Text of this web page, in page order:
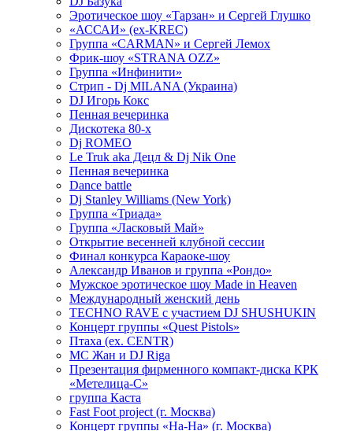
Эротическое шоу «Тарзан» и Сергей Глушко
«АССАИ» (ex-KREC)
Группа «CARMAN» и Сергей Лемох
Фрик-шоу «STRANA OZZ»
Группа «Инфинити»
Стрип - Dj MILANA (Украина)
DJ Игорь Кокс
Пенная вечеринка
Дискотека 80-х
Dj ROMEO
Le Truk aka Децл & Dj Nik One
Пенная вечеринка
Dance battle
Dj Stanley Williams (New York)
Группа «Триада»
Группа «Ласковый Май»
Открытие весенней клубной сессии
Финал конкурса Караоке-шоу
Александр Иванов и группа «Рондо»
Мужское эротическое шоу Made in Heaven
Международный женский день
TECHNO RAVE с участием DJ SHUSHUKIN
Концерт группы «Quest Pistols»
Птаха (ex. CENTR)
МС Жан и DJ Riga
Презентация фирменного компакт-диска КРК
«Метелица-С»
группа Каста
Fast Foot project (г. Москва)
Концерт группы «На-На» (г. Москва)